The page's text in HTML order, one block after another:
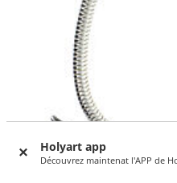
Holyart app
Découvrez maintenat l'APP de